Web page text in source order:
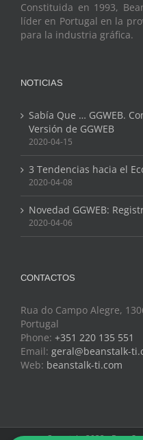
Constituida en 1993,
líder en Portugal en la
para la industria gráfica.
NOTICIAS
Sabía Que … GGWEB.
Versión de GGWEB
2020-04-15
3 Tendencias hacia el
2020-04-08
Novedad GGWEB:
2020-04-06
CONTACTOS
Rua do Campo Alegre,
Portugal
Phone: +351 220 135 551
Email: geral@beanstalk-
Web: beanstalk-ti.com